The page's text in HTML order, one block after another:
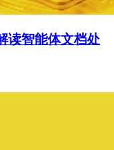
读智能体文档处